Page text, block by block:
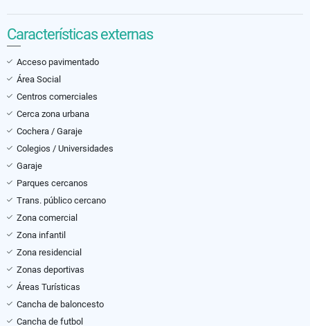
Características externas
Acceso pavimentado
Área Social
Centros comerciales
Cerca zona urbana
Cochera / Garaje
Colegios / Universidades
Garaje
Parques cercanos
Trans. público cercano
Zona comercial
Zona infantil
Zona residencial
Zonas deportivas
Áreas Turísticas
Cancha de baloncesto
Cancha de futbol